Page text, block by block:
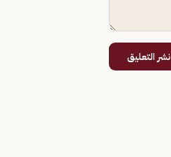
نشر التعليق